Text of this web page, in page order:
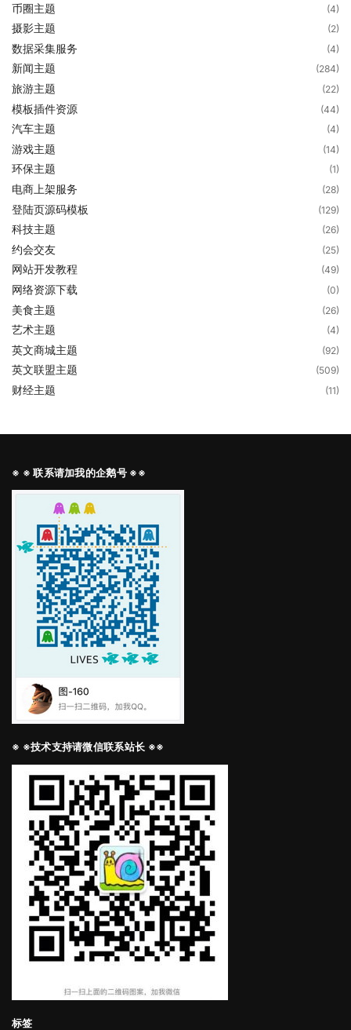
币圈主题 (4)
摄影主题 (2)
数据采集服务 (4)
新闻主题 (284)
旅游主题 (22)
模板插件资源 (44)
汽车主题 (4)
游戏主题 (14)
环保主题 (1)
电商上架服务 (28)
登陆页源码模板 (129)
科技主题 (26)
约会交友 (25)
网站开发教程 (49)
网络资源下载 (0)
美食主题 (26)
艺术主题 (4)
英文商城主题 (92)
英文联盟主题 (509)
财经主题 (11)
※ ※ 联系请加我的企鹅号 ※※
※ ※技术支持请微信联系站长 ※※
标签